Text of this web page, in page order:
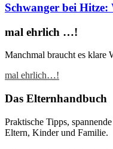
Schwanger bei
mal ehrlich …!
Manchmal braucht es klare
mal ehrlich…!
Das Elternhandbuch
Praktische Tipps,
Eltern, Kinder und Familie.